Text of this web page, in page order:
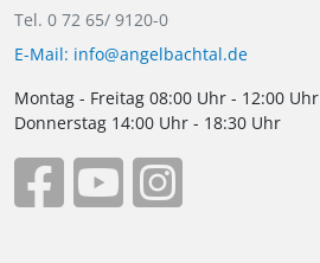
Tel. 0 72 65/ 9120-0
E-Mail: info@angelbachtal.de
Montag - Freitag 08:00 Uhr - 12:00 Uhr
Donnerstag 14:00 Uhr - 18:30 Uhr